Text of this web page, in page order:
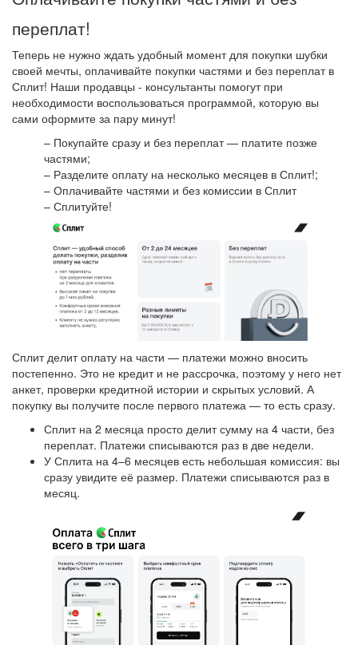
переплат!
Теперь не нужно ждать удобный момент для покупки шубки
своей мечты, оплачивайте покупки частями и без переплат в
Сплит! Наши продавцы - консультанты помогут при
необходимости воспользоваться программой, которую вы
сами оформите за пару минут!
– Покупайте сразу и без переплат — платите позже
частями;
– Разделите оплату на несколько месяцев в Сплит!;
– Оплачивайте частями и без комиссии в Сплит
– Сплитуйте!
Сплит делит оплату на части — платежи можно вносить
постепенно. Это не кредит и не рассрочка, поэтому у него нет
анкет, проверки кредитной истории и скрытых условий. А
покупку вы получите после первого платежа — то есть сразу.
Сплит на 2 месяца просто делит сумму на 4 части, без
переплат. Платежи списываются раз в две недели.
У Сплита на 4–6 месяцев есть небольшая комиссия: вы
сразу увидите её размер. Платежи списываются раз в
месяц.